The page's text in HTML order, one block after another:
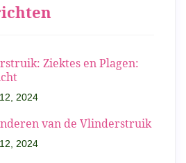
Ziektes en Plagen:
2024
van de Vlinderstruik
2024